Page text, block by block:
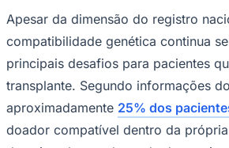
para realizar o transplante,
essencial no tratamento de
doenças hematológicas.